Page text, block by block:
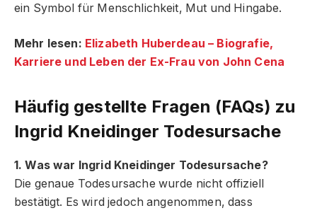
ein Symbol für Menschlichkeit, Mut und Hingabe.
Mehr lesen: Elizabeth Huberdeau – Biografie,
Karriere und Leben der Ex-Frau von John Cena
Häufig gestellte Fragen (FAQs) zu
Ingrid Kneidinger Todesursache
1. Was war Ingrid Kneidinger Todesursache?
Die genaue Todesursache wurde nicht offiziell
bestätigt. Es wird jedoch angenommen, dass